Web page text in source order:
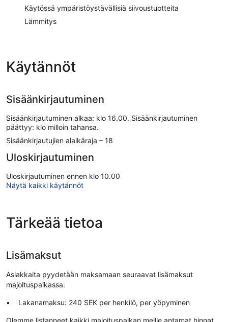
Käytössä ympäristöystävällisiä siivoustuotteita
Lämmitys
Käytännöt
Sisäänkirjautuminen
Sisäänkirjautuminen alkaa: klo 16.00. Sisäänkirjautuminen
päättyy: klo milloin tahansa.
Sisäänkirjautujien alaikäraja – 18
Uloskirjautuminen
Uloskirjautuminen ennen klo 10.00
Näytä kaikki käytännöt
Tärkeää tietoa
Lisämaksut
Asiakkaita pyydetään maksamaan seuraavat lisämaksut
majoituspaikassa:
Lakanamaksu: 240 SEK per henkilö, per yöpyminen
Olemme listanneet kaikki majoituspaikan meille antamat hinnat.